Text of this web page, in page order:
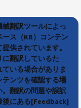
翻訳ツールによっ
ス（KB）コンテン
供されています。
翻訳しているた
いる場合がありま
ンツを確認する場
翻訳の問題や誤訳
後にある[Feedback]